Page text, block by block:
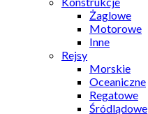
Żaglowe
Motorowe
Inne
Rejsy
Morskie
Oceaniczne
Regatowe
Śródlądowe